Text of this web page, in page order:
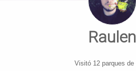
Raulen
Visitó 12 parques de